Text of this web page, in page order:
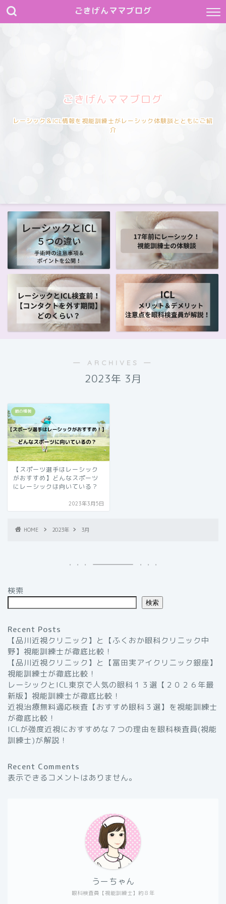
ごきげんママブログ
ごきげんママブログ
レーシック＆ICL情報を視能訓練士がレーシック体験談とともにご紹
介
― ARCHIVES ―
2023年 3月
眼の情報
【スポーツ選手はレーシック
がおすすめ】どんなスポーツ
にレーシックは向いている？
2023年3月5日
HOME 2023年 3月
検索
検索
Recent Posts
【品川近視クリニック】と【ふくおか眼科クリニック中
野】視能訓練士が徹底比較！
【品川近視クリニック】と【冨田実アイクリニック銀座】
視能訓練士が徹底比較！
レーシックとICL東京で人気の眼科１３選【２０２６年最
新版】視能訓練士が徹底比較！
近視治療無料適応検査【おすすめ眼科３選】を視能訓練士
が徹底比較！
ICLが強度近視におすすめな７つの理由を眼科検査員(視能
訓練士)が解説！
Recent Comments
表示できるコメントはありません。
眼科検査員【視能訓練士】約８年
うーちゃん